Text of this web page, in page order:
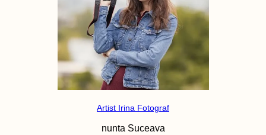
Artist Irina Fotograf
nunta Suceava